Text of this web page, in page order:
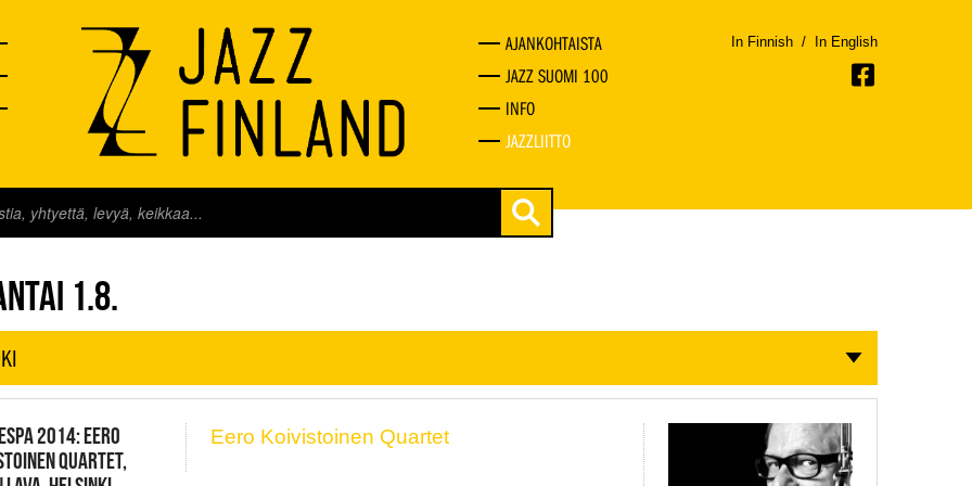
AJANKOHTAISTA
JAZZ SUOMI 100
INFO
JAZZLIITTO
In Finnish / In English
LIVE
1.8.
2014: EERO
QUARTET,
Eero Koivistoinen Quartet